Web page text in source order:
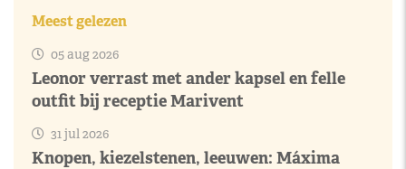
Meest gelezen
05 aug 2026
Leonor verrast met ander kapsel en felle
outfit bij receptie Marivent
31 jul 2026
Knopen, kiezelstenen, leeuwen: Máxima